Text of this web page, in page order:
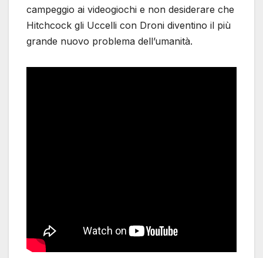
campeggio ai videogiochi e non desiderare che
Hitchcock gli Uccelli con Droni diventino il più
grande nuovo problema dell’umanità.